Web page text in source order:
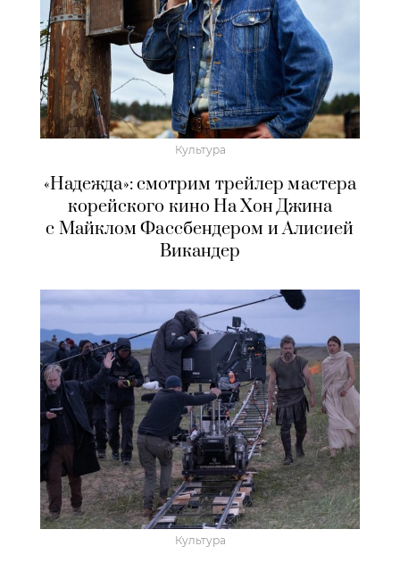
Культура
«Надежда»: смотрим трейлер мастера
корейского кино На Хон Джина
с Майклом Фассбендером и Алисией
Викандер
Культура